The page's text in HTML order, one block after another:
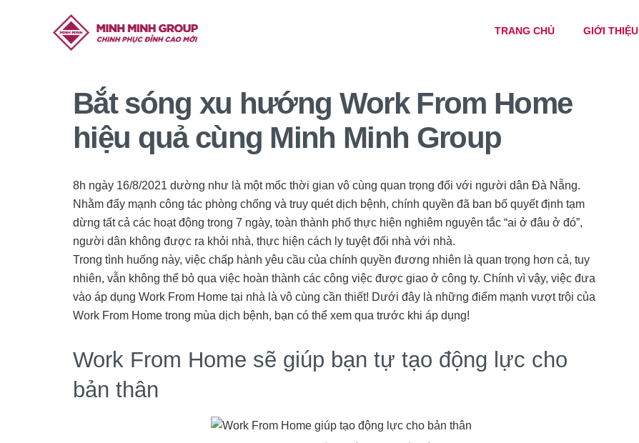
TRANG CHỦ GIỚI THIỆU
Bắt sóng xu hướng Work From Home
hiệu quả cùng Minh Minh Group
8h ngày 16/8/2021 dường như là một mốc thời gian vô cùng quan trọng đối với người dân Đà Nẵng.
Nhằm đẩy mạnh công tác phòng chống và truy quét dịch bệnh, chính quyền đã ban bố quyết định tạm
dừng tất cả các hoạt động trong 7 ngày, toàn thành phố thực hiện nghiêm nguyên tắc “ai ở đâu ở đó”,
người dân không được ra khỏi nhà, thực hiện cách ly tuyệt đối nhà với nhà.
Trong tình huống này, việc chấp hành yêu cầu của chính quyền đương nhiên là quan trọng hơn cả, tuy
nhiên, vẫn không thể bỏ qua việc hoàn thành các công việc được giao ở công ty. Chính vì vậy, việc đưa
vào áp dụng Work From Home tại nhà là vô cùng cần thiết! Dưới đây là những điểm mạnh vượt trội của
Work From Home trong mùa dịch bệnh, bạn có thể xem qua trước khi áp dụng!
Work From Home sẽ giúp bạn tự tạo động lực cho
bản thân